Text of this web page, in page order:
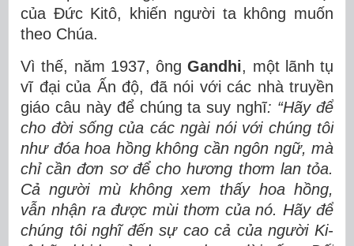
của Đức Kitô, khiến người ta không muốn
theo Chúa.
Vì thế, năm 1937, ôngGandhi, một lãnh tụ
vĩ đại của Ấn độ, đã nói với các nhà truyền
giáo câu này để chúng ta suy nghĩ: “Hãy để
cho đời sống của các ngài nói với chúng tôi
như đóa hoa hồng không cần ngôn ngữ, mà
chỉ cần đơn sơ để cho hương thơm lan tỏa.
Cả người mù không xem thấy hoa hồng,
vẫn nhận ra được mùi thơm của nó. Hãy để
chúng tôi nghĩ đến sự cao cả của người Ki-